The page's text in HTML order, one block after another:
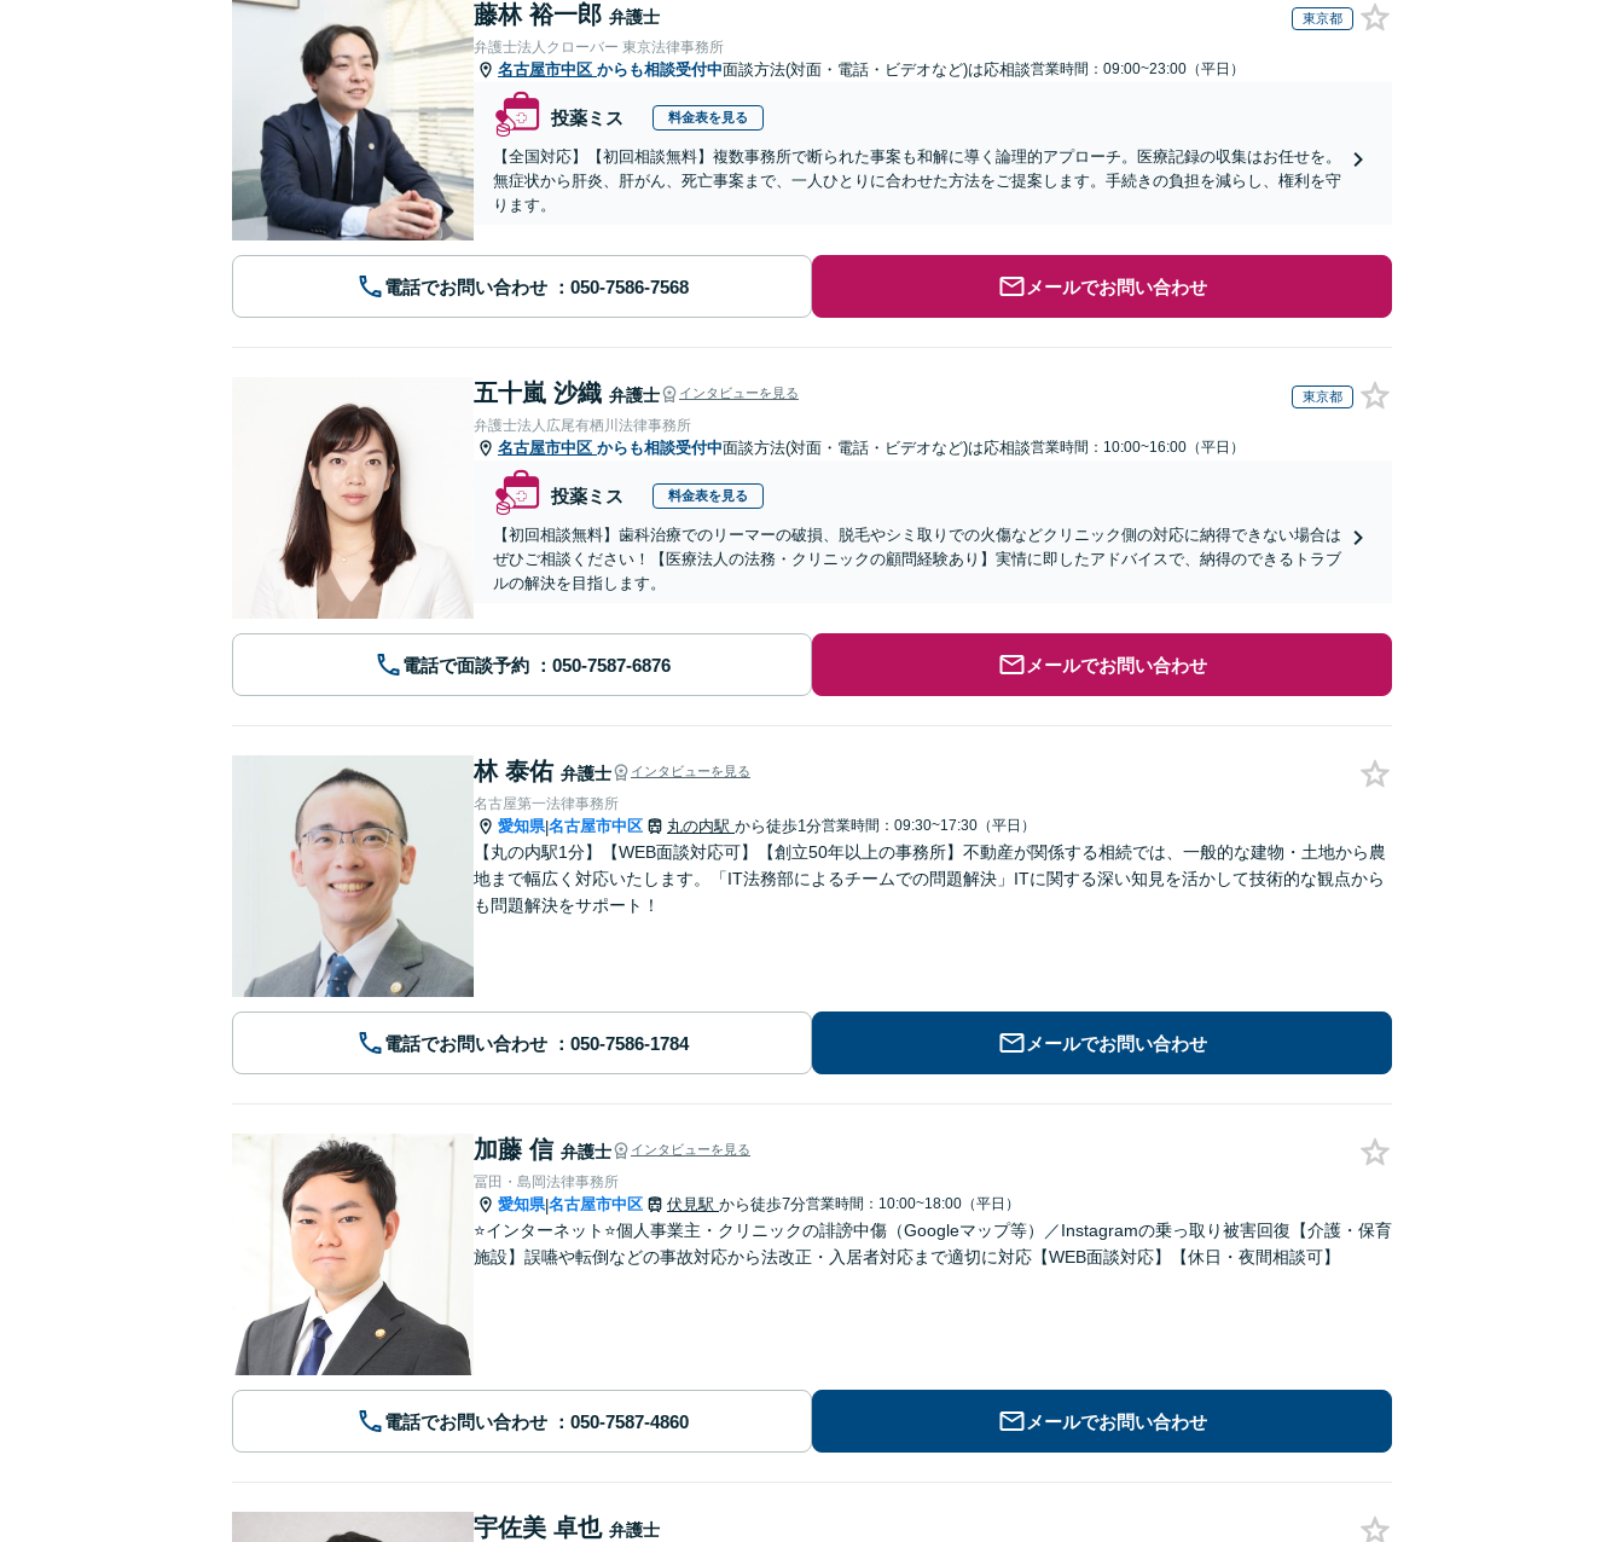
藤林 裕一郎 弁護士 東京都
弁護士法人クローバー 東京法律事務所
名古屋市中区 からも相談受付中面談方法(対面・電話・ビデオなど)は応相談営業時間：09:00~23:00（平日）
投薬ミス 料金表を見る
【全国対応】【初回相談無料】複数事務所で断られた事案も和解に導く論理的アプローチ。医療記録の収集はお任せを。
無症状から肝炎、肝がん、死亡事案まで、一人ひとりに合わせた方法をご提案します。手続きの負担を減らし、権利を守
ります。
電話でお問い合わせ メールでお問い合わせ
五十嵐 沙織 弁護士 インタビューを見る 東京都
弁護士法人広尾有栖川法律事務所
名古屋市中区 からも相談受付中面談方法(対面・電話・ビデオなど)は応相談営業時間：10:00~16:00（平日）
投薬ミス 料金表を見る
【初回相談無料】歯科治療でのリーマーの破損、脱毛やシミ取りでの火傷などクリニック側の対応に納得できない場合は
ぜひご相談ください！【医療法人の法務・クリニックの顧問経験あり】実情に即したアドバイスで、納得のできるトラブ
ルの解決を目指します。
電話で面談予約 メールでお問い合わせ
林 泰佑 弁護士 インタビューを見る
名古屋第一法律事務所
愛知県|名古屋市中区 丸の内駅 から徒歩1分営業時間：09:30~17:30（平日）
【丸の内駅1分】【WEB面談対応可】【創立50年以上の事務所】不動産が関係する相続では、一般的な建物・土地から農
地まで幅広く対応いたします。「IT法務部によるチームでの問題解決」ITに関する深い知見を活かして技術的な観点から
も問題解決をサポート！
電話でお問い合わせ メールでお問い合わせ
加藤 信 弁護士 インタビューを見る
冨田・島岡法律事務所
愛知県|名古屋市中区 伏見駅 から徒歩7分営業時間：10:00~18:00（平日）
⭐️インターネット⭐️個人事業主・クリニックの誹謗中傷（Googleマップ等）／Instagramの乗っ取り被害回復【介護・保育
施設】誤嚥や転倒などの事故対応から法改正・入居者対応まで適切に対応【WEB面談対応】【休日・夜間相談可】
電話でお問い合わせ メールでお問い合わせ
宇佐美 卓也 弁護士